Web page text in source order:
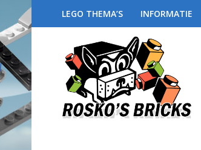
LEGO THEMA’S INFORMATIE